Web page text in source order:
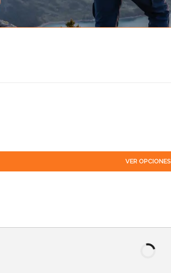
VER OPCIONES